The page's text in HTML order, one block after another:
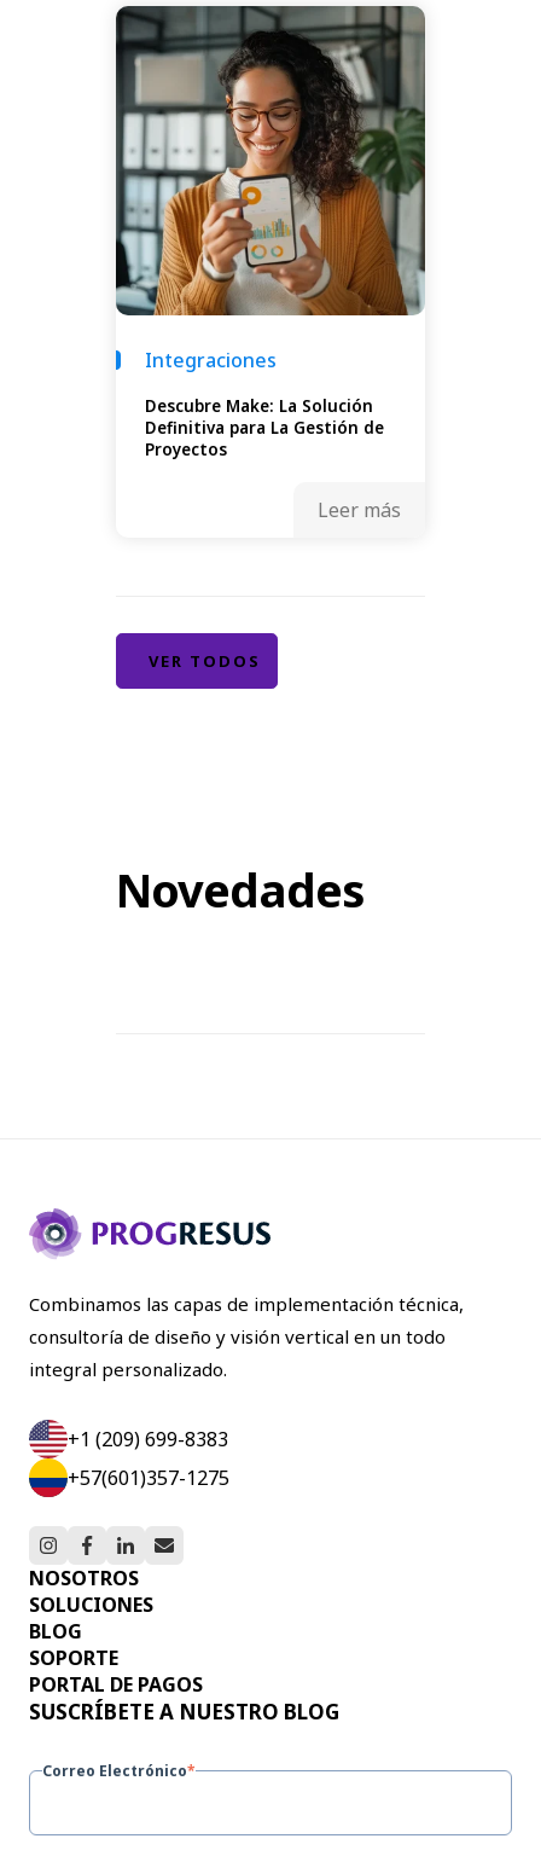
Integraciones
Descubre Make: La Solución
Definitiva para La Gestión de
Proyectos
Leer más
VER TODOS
Novedades
Combinamos las capas de implementación técnica,
consultoría de diseño y visión vertical en un todo
integral personalizado.
+1 (209) 699-8383
+57(601)357-1275
NOSOTROS
SOLUCIONES
BLOG
SOPORTE
PORTAL DE PAGOS
SUSCRÍBETE A NUESTRO BLOG
Correo Electrónico*